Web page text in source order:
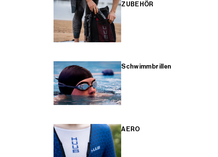
ZUBEHÖR
Schwimmbrillen
AERO